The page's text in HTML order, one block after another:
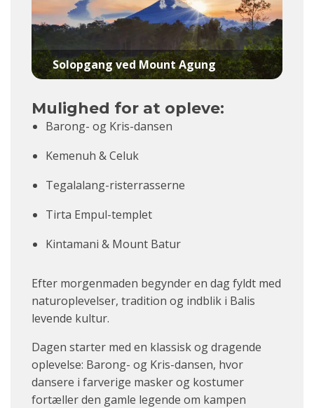
Solopgang ved Mount Agung
Mulighed for at opleve:
Barong- og Kris-dansen
Kemenuh & Celuk
Tegalalang-risterrasserne
Tirta Empul-templet
Kintamani & Mount Batur
Efter morgenmaden begynder en dag fyldt med
naturoplevelser, tradition og indblik i Balis
levende kultur.
Dagen starter med en klassisk og dragende
oplevelse: Barong- og Kris-dansen, hvor
dansere i farverige masker og kostumer
fortæller den gamle legende om kampen